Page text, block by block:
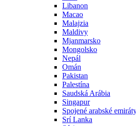
Libanon
Macao
Malajzia
Maldivy
Mjanmarsko
Mongolsko
Nepál
Omán
Pakistan
Palestína
Saudská Arábia
Singapur
Spojené arabské
Srí Lanka